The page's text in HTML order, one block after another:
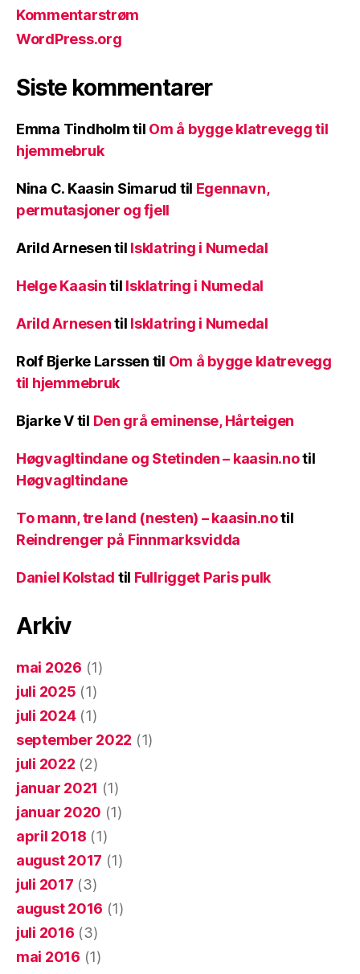
Kommentarstrøm
WordPress.org
Siste kommentarer
Emma Tindholmtil Om å bygge klatrevegg til
hjemmebruk
Nina C. Kaasin Simarud til Egennavn,
permutasjoner og fjell
Arild Arnesentil Isklatring i Numedal
Helge Kaasintil Isklatring i Numedal
Arild Arnesentil Isklatring i Numedal
Rolf Bjerke Larssen til Om å bygge klatrevegg
til hjemmebruk
Bjarke Vtil Den grå eminense, Hårteigen
Høgvagltindane og Stetinden – kaasin.notil
Høgvagltindane
To mann, tre land (nesten) – kaasin.notil
Reindrenger på Finnmarksvidda
Daniel Kolstad til Fullrigget Paris pulk
Arkiv
mai 2026 (1)
juli 2025 (1)
juli 2024(1)
september 2022 (1)
juli 2022 (2)
januar 2021 (1)
januar 2020 (1)
april 2018 (1)
august 2017 (1)
juli 2017 (3)
august 2016 (1)
juli 2016 (3)
mai 2016 (1)